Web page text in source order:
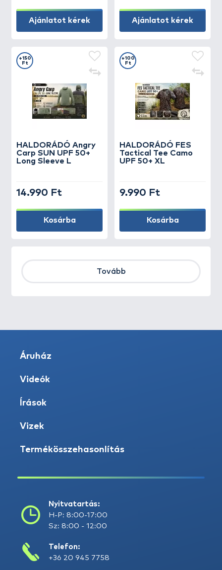
Ajánlatot kérek Ajánlatot kérek
HALDORÁDÓ Angry
Carp SUN UPF 50+
Long Sleeve L
+150
Ft
14.990 Ft
Kosárba
HALDORÁDÓ FES
Tactical Tee Camo
UPF 50+ XL
+100
Ft
9.990 Ft
Kosárba
Tovább
Áruház
Videók
Írások
Vizek
Termékösszehasonlítás
Nyitvatartás:
H-P: 8:00-17:00
Sz: 8:00 - 12:00
Telefon:
+36 20 945 7758